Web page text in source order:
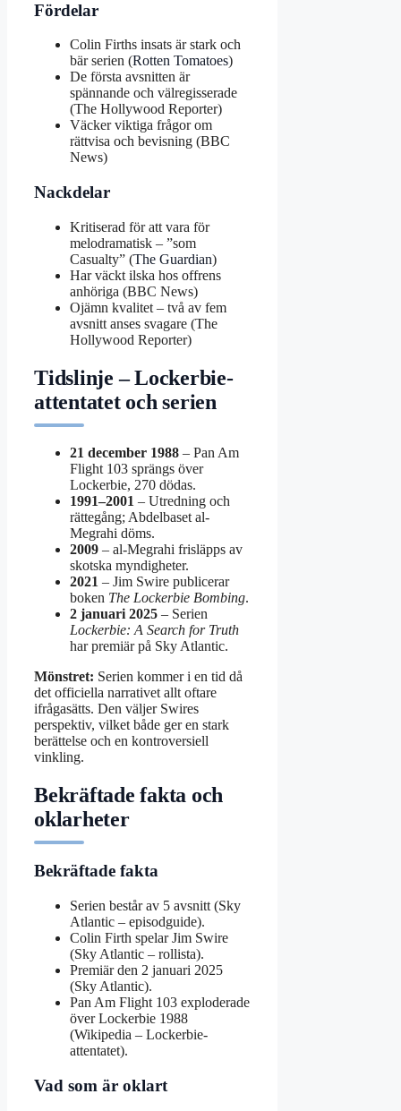
Fördelar
Colin Firths insats är stark och
bär serien (Rotten Tomatoes)
De första avsnitten är
spännande och välregisserade
(The Hollywood Reporter)
Väcker viktiga frågor om
rättvisa och bevisning (BBC
News)
Nackdelar
Kritiserad för att vara för
melodramatisk – ”som
Casualty” (The Guardian)
Har väckt ilska hos offrens
anhöriga (BBC News)
Ojämn kvalitet – två av fem
avsnitt anses svagare (The
Hollywood Reporter)
Tidslinje – Lockerbie-
attentatet och serien
21 december 1988 – Pan Am
Flight 103 sprängs över
Lockerbie, 270 dödas.
1991–2001 – Utredning och
rättegång; Abdelbaset al-
Megrahi döms.
2009 – al-Megrahi frisläpps av
skotska myndigheter.
2021 – Jim Swire publicerar
boken The Lockerbie Bombing.
2 januari 2025 – Serien
Lockerbie: A Search for Truth
har premiär på Sky Atlantic.
Mönstret: Serien kommer i en tid då
det officiella narrativet allt oftare
ifrågasätts. Den väljer Swires
perspektiv, vilket både ger en stark
berättelse och en kontroversiell
vinkling.
Bekräftade fakta och
oklarheter
Bekräftade fakta
Serien består av 5 avsnitt (Sky
Atlantic – episodguide).
Colin Firth spelar Jim Swire
(Sky Atlantic – rollista).
Premiär den 2 januari 2025
(Sky Atlantic).
Pan Am Flight 103 exploderade
över Lockerbie 1988
(Wikipedia – Lockerbie-
attentatet).
Vad som är oklart